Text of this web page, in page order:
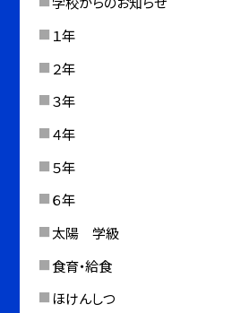
１年
２年
３年
４年
５年
６年
太陽 学級
食育・給食
ほけんしつ